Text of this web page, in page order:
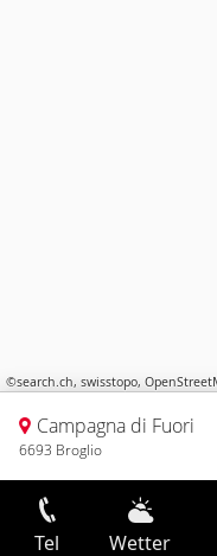
©search.ch, swisstopo,
Campagna di Fuori
6693 Broglio
Tel Wetter